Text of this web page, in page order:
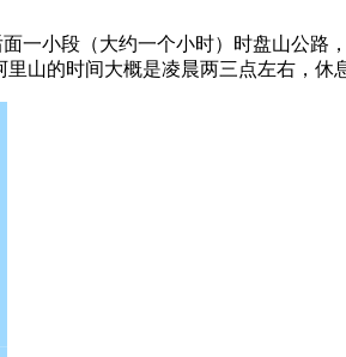
一小段（大约一个小时）时盘山公
山的时间大概是凌晨两三点左右，休